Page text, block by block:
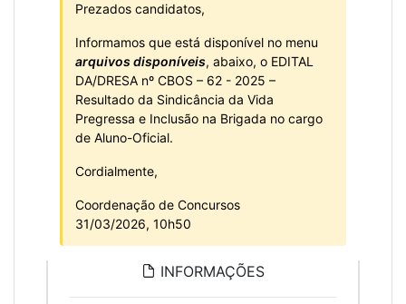
Prezados candidatos,
Informamos que está disponível no menu
arquivos disponíveis, abaixo, o EDITAL
DA/DRESA nº CBOS – 62 - 2025 –
Resultado da Sindicância da Vida
Pregressa e Inclusão na Brigada no cargo
de Aluno-Oficial.
Cordialmente,
Coordenação de Concursos
31/03/2026, 10h50
INFORMAÇÕES